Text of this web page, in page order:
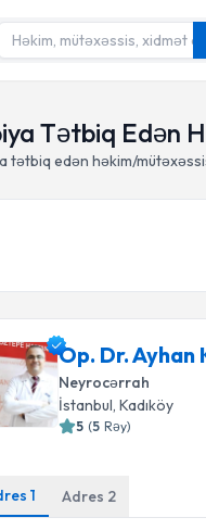
Tətbiq Edən
tətbiq edən həkim/
Op. Dr. Ayhan
Neyrocərrah
İstanbul, Kadıköy
5 (5 Rəy)
1 Adres 2